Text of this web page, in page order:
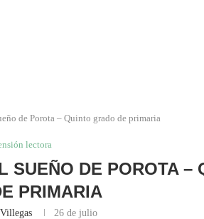
de Porota – Quinto grado de primaria
lectora
SUEÑO DE POROTA –
PRIMARIA
26 de julio